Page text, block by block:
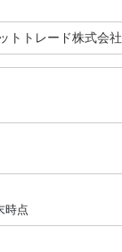
トトレード株式会社
時点